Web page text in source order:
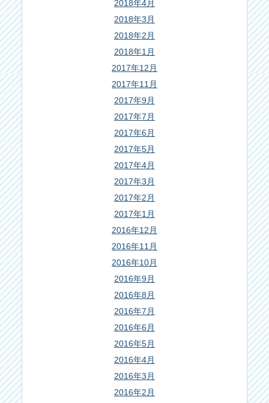
2018年4月
2018年3月
2018年2月
2018年1月
2017年12月
2017年11月
2017年9月
2017年7月
2017年6月
2017年5月
2017年4月
2017年3月
2017年2月
2017年1月
2016年12月
2016年11月
2016年10月
2016年9月
2016年8月
2016年7月
2016年6月
2016年5月
2016年4月
2016年3月
2016年2月